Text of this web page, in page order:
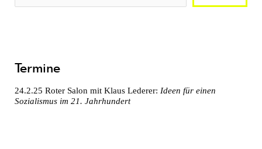
Termine
24.2.25Roter Salon mit Klaus Lederer: Ideen für einen
Sozialismus im 21. Jahrhundert